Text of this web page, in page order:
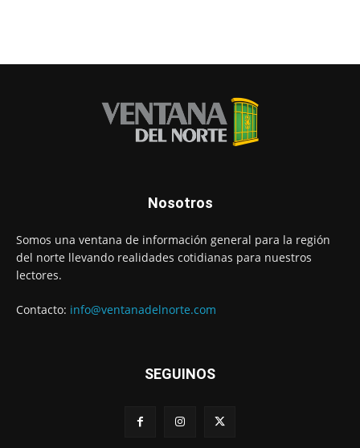
Nosotros
Somos una ventana de información general para la región
del norte llevando realidades cotidianas para nuestros
lectores.
Contacto: info@ventanadelnorte.com
SEGUINOS